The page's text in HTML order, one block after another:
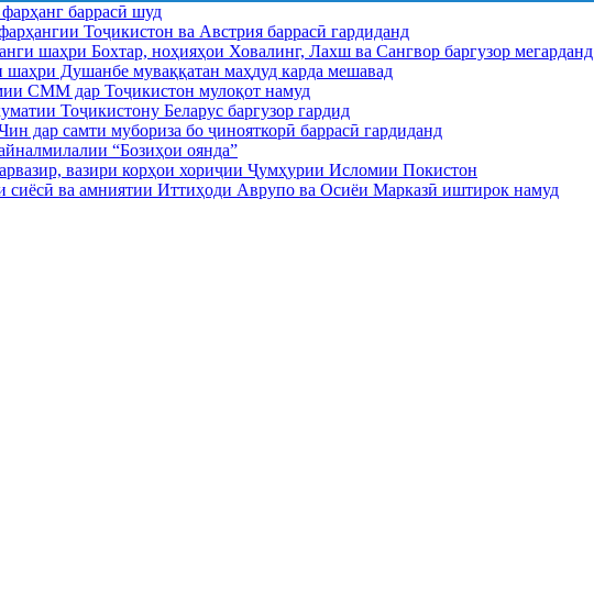
баррасӣ шуд
Тоҷикистон ва Австрия баррасӣ гардиданд
шаҳри Бохтар, ноҳияҳои Ховалинг, Лахш ва Сангвор баргузор мегарданд
шаҳри Душанбе муваққатан маҳдуд карда мешавад
СММ дар Тоҷикистон мулоқот намуд
Тоҷикистону Беларус баргузор гардид
дар самти мубориза бо ҷинояткорӣ баррасӣ гардиданд
“Бозиҳои оянда”
вазири корҳои хориҷии Ҷумҳурии Исломии Покистон
сиёсӣ ва амниятии Иттиҳоди Аврупо ва Осиёи Марказӣ иштирок намуд